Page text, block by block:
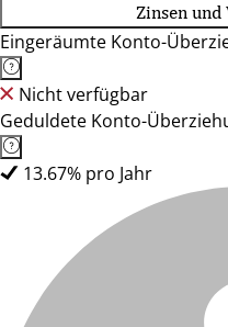
Zinsen
Eingeräumte Konto-
Nicht verfügbar
Geduldete Konto-
13.67% pro Jahr